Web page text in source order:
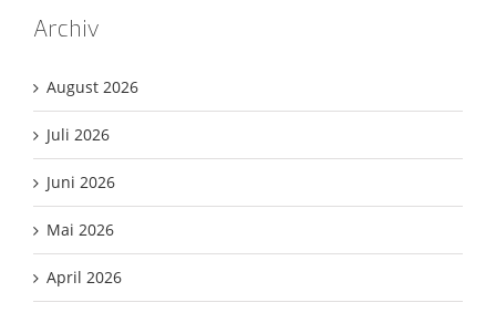
Archiv
August 2026
Juli 2026
Juni 2026
Mai 2026
April 2026